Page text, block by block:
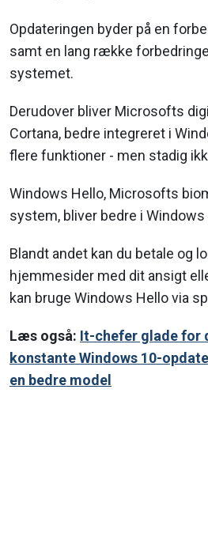
Opdateringen byder på en
samt en lang række
systemet.
Derudover bliver Microsofts
Cortana, bedre integreret i
flere funktioner - men stadig
Windows Hello, Microsofts
system, bliver bedre i Windows
Blandt andet kan du betale og
hjemmesider med dit ansigt
kan bruge Windows Hello via
Læs også: It-chefer glade for
konstante Windows 10-
en bedre model